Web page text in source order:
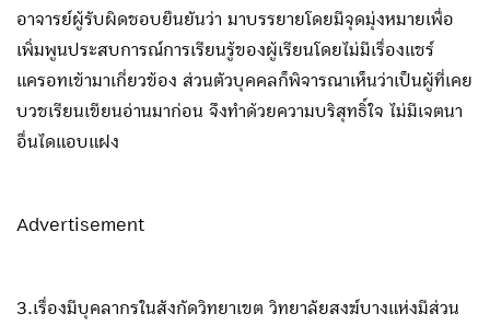
อาจารย์ผู้รับผิดชอบยืนยันว่า มาบรรยายโดยมีจุดมุ่งหมายเพื่อ
เพิ่มพูนประสบการณ์การเรียนรู้ของผู้เรียนโดยไม่มีเรื่องแชร์
แครอทเข้ามาเกี่ยวข้อง ส่วนตัวบุคคลก็พิจารณาเห็นว่าเป็นผู้ที่เคย
บวชเรียนเขียนอ่านมาก่อน จึงทำด้วยความบริสุทธิ์ใจ ไม่มีเจตนา
อื่นไดแอบแฝง
Advertisement
3.เรื่องมีบุคลากรในสังกัดวิทยาเขต วิทยาลัยสงฆ์บางแห่งมีส่วน